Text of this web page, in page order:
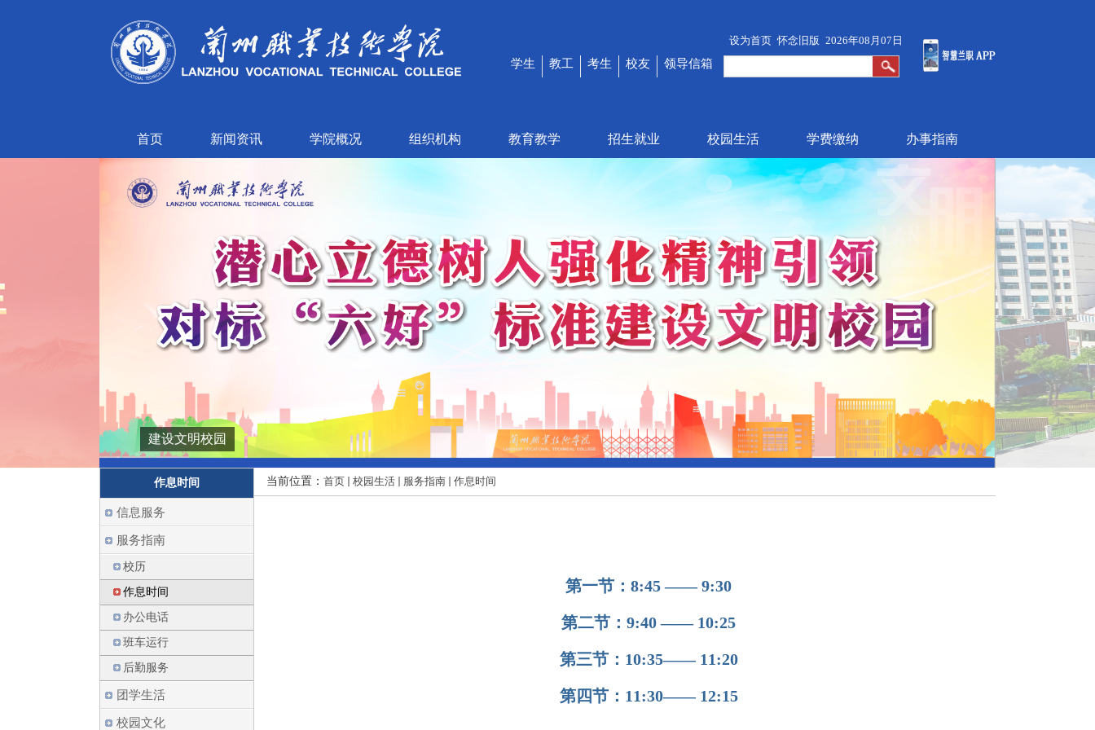
设为首页 怀念旧版 2026年08月07日
学生 教工 考生 校友 领导信箱
首页 新闻资讯 学院概况 组织机构 教育教学 招生就业 校园生活 学费缴纳 办事指南
建设文明校园
作息时间
信息服务
服务指南
校历
作息时间
办公电话
班车运行
后勤服务
团学生活
校园文化
当前位置： 首页 校园生活 服务指南 作息时间
第一节： 8:45 ——9:30
第二节： 9:40 ——10:25
第三节： 10:35——11:20
第四节： 11:30——12:15